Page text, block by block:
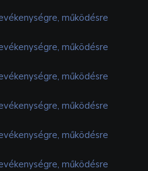
működésre
működésre
működésre
működésre
működésre
működésre